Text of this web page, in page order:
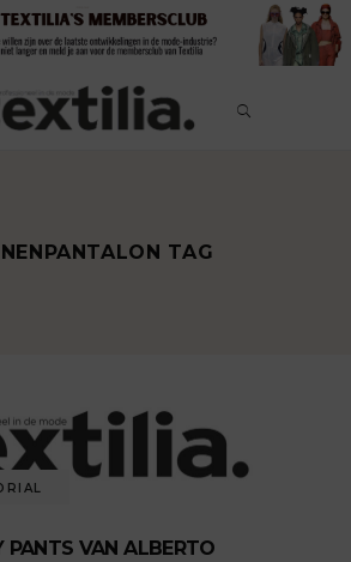
TAG
PANTS VAN ALBERTO